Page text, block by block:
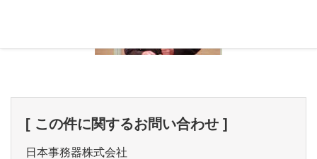
[ この件に関するお問い合わせ ]
日本事務器株式会社